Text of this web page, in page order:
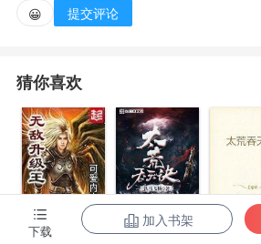
😀 提交评论
猜你喜欢
无敌升级王
柳无邪和徐凌
太荒吞天
下载
加入书架